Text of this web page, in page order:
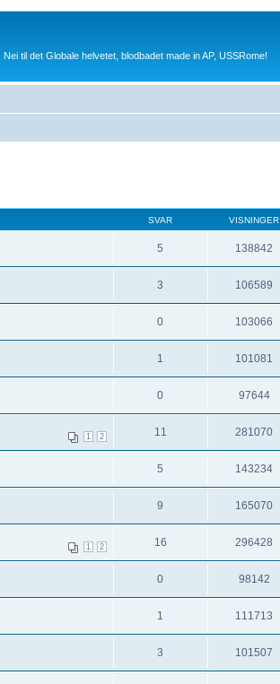
til det Globale helvetet, blodbadet made in AP, USSRome!
SVAR VISNINGER
5 138842
3 106589
0 103066
1 101081
0 97644
1 2 11 281070
5 143234
9 165070
1 2 16 296428
0 98142
1 111713
3 101507